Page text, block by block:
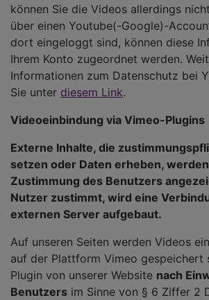
können Sie die Videos allerdings
über einen Youtube(-Google)-
dort eingeloggt sind, können diese
Ihrem Konto zugeordnet werden.
Informationen zum Datenschutz bei
Sie unter diesem Link.
Videoeinbindung via Vimeo-Plugins
Externe Inhalte, die
setzen oder Daten erheben,
Zustimmung des Benutzers
Nutzer zustimmt, wird eine
externen Server aufgebaut.
Auf unseren Seiten werden Videos
auf der Plattform Vimeo gespeichert
Plugin von unserer Website nach
Benutzers im Sinne von § 6 Ziffer 2